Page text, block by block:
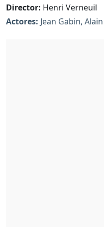
Director: Henri Verneuil
Actores: Jean Gabin,